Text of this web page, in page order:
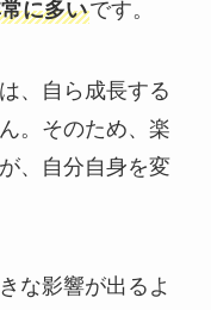
に多いです。
、自ら成長する
。そのため、楽
、自分自身を変
な影響が出るよ